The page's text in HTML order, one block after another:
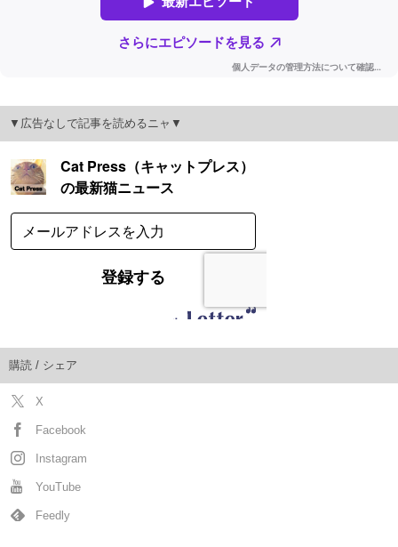
▼広告なしで記事を読めるニャ▼
購読 / シェア
X
Facebook
Instagram
YouTube
Feedly